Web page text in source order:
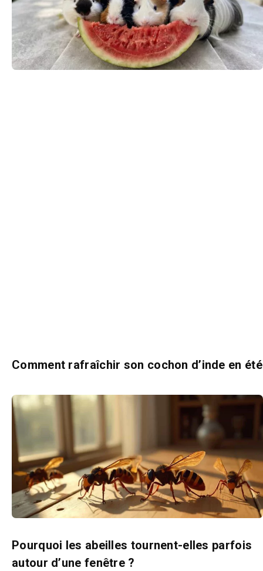
Comment rafraîchir son cochon d’inde en été
Pourquoi les abeilles tournent-elles parfois
autour d’une fenêtre ?